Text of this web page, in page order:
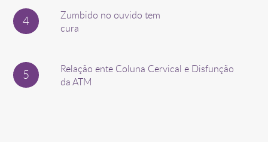
Zumbido no ouvido tem
cura
Relação ente Coluna Cervical e Disfunção
da ATM